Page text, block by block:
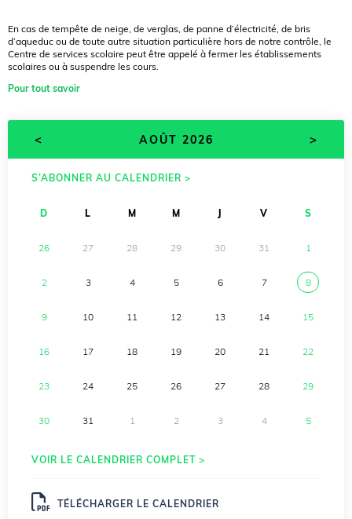
En cas de tempête de neige, de verglas, de panne d’électricité, de bris
d’aqueduc ou de toute autre situation particulière hors de notre contrôle, le
Centre de services scolaire peut être appelé à fermer les établissements
scolaires ou à suspendre les cours.
Pour tout savoir
< AOÛT 2026 >
S’ABONNER AU CALENDRIER >
D L M M V S
26 27 28 29 30 31 1
2 3 4 5 6 7 8
9 10 11 12 13 14 15
16 17 18 19 20 21 22
23 24 25 26 27 28 29
30 31 1 2 3 4 5
VOIR LE CALENDRIER COMPLET >
TÉLÉCHARGER LE CALENDRIER